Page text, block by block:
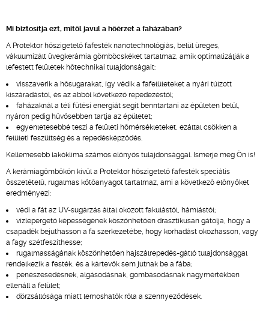
Mi biztosítja ezt, mitől javul a hőérzet a faházában?
A Protektor hőszigetelő fafesték nanotechnológiás, belül üreges,
vákuumizált üvegkerámia gömböcskéket tartalmaz, amik optimalizálják a
lefestett felületek hőtechnikai tulajdonságait:
visszaverik a hősugarakat, így védik a fafelületeket a nyári túlzott
kiszáradástól, és az abból következő repedezéstől;
faházaknál a téli fűtési energiát segít benntartani az épületen belül,
nyáron pedig hűvösebben tartja az épületet;
egyenletesebbé teszi a felületi hőmérsékleteket, ezáltal csökken a
felületi feszültség és a repedésképződés.
Kellemesebb lakóklíma számos előnyös tulajdonsággal. Ismerje meg Ön is!
A kerámiagömbökön kívül a Protektor hőszigetelő fafesték speciális
összetételű, rugalmas kötőanyagot tartalmaz, ami a következő előnyöket
eredményezi:
védi a fát az UV-sugárzás által okozott fakulástól, hámlástól;
vízlepergető képességének köszönhetően drasztikusan gátolja, hogy a
csapadék bejuthasson a fa szerkezetébe, hogy korhadást okozhasson, vagy
a fagy szétfeszíthesse;
rugalmasságának köszönhetően hajszálrepedés-gátló tulajdonsággal
rendelkezik a festék, és a kártevők sem jutnak be a fába;
penészesedésnek, algásodásnak, gombásodásnak nagymértékben
ellenáll a felület;
dörzsállósága miatt lemoshatók róla a szennyeződések.